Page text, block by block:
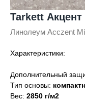
Tarkett
Линолеум Acczent
Характеристики:
Дополнительный
Тип основы:
Вес: 2850 г/м2